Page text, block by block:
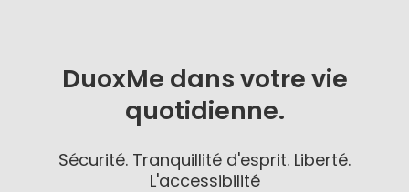
DuoxMe dans votre vie
quotidienne.
Sécurité. Tranquillité d'esprit. Liberté.
L'accessibilité